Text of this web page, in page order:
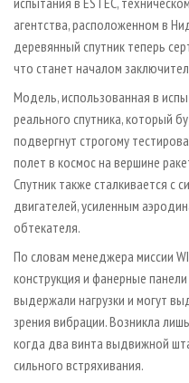
ПРОИЗВОДСТВО МЕБЕЛИ
БИОЭНЕРГЕТИКА
ИНСТРУМЕНТ И
ПРИОРИТЕТНЫЕ
RUSSIAN FORESTRY
БИБЛИОТЕКА
агентства, расположенном в
деревянный спутник теперь
что станет началом
Модель, использованная в
реального спутника, который
подвергнут строгому
полет в космос на вершине
Спутник также сталкивается с
двигателей, усиленным
обтекателя.
По словам менеджера миссии
конструкция и фанерные
выдержали нагрузки и могут
зрения вибрации. Возникла
когда два винта выдвижной
сильного встряхивания.